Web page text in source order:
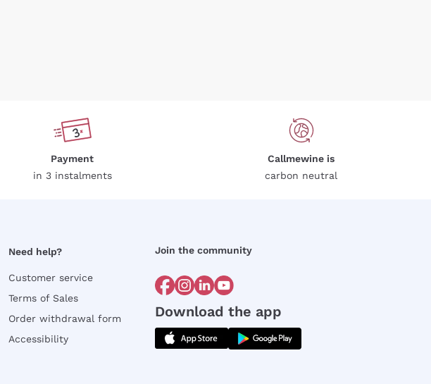
Payment
in 3 instalments
Callmewine is
carbon neutral
Need help?
Customer service
Terms of Sales
Order withdrawal form
Accessibility
Join the community
Download the app